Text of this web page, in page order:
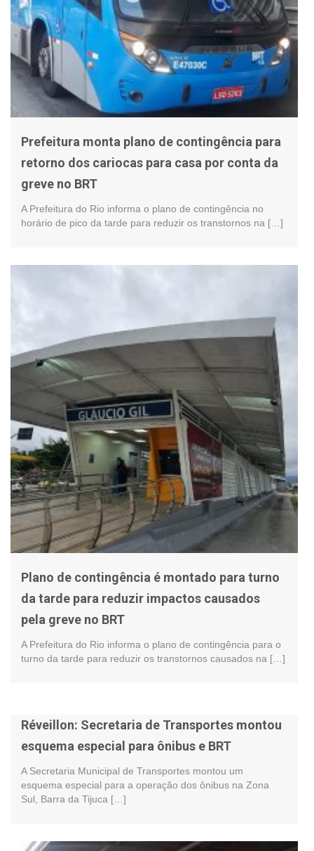
Prefeitura monta plano de contingência para
retorno dos cariocas para casa por conta da
greve no BRT
A Prefeitura do Rio informa o plano de contingência no
horário de pico da tarde para reduzir os transtornos na […]
Plano de contingência é montado para turno
da tarde para reduzir impactos causados
pela greve no BRT
A Prefeitura do Rio informa o plano de contingência para o
turno da tarde para reduzir os transtornos causados na […]
Réveillon: Secretaria de Transportes montou
esquema especial para ônibus e BRT
A Secretaria Municipal de Transportes montou um
esquema especial para a operação dos ônibus na Zona
Sul, Barra da Tijuca […]